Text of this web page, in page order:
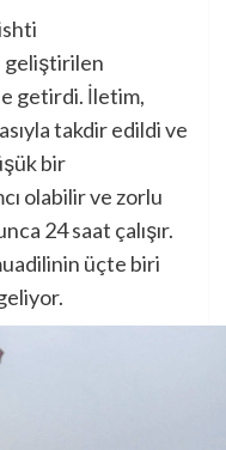
geliştirilen
getirdi. İletim,
takdir edildi ve
bir
olabilir ve zorlu
24 saat çalışır.
üçte biri